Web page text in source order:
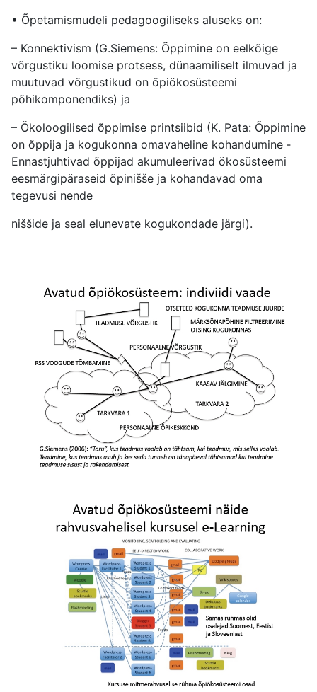
• Õpetamismudeli pedagoogiliseks aluseks on:
– Konnektivism (G.Siemens: Õppimine on eelkõige
võrgustiku loomise protsess, dünaamiliselt ilmuvad ja
muutuvad võrgustikud on õpiökosüsteemi
põhikomponendiks) ja
– Ökoloogilised õppimise printsiibid (K. Pata: Õppimine
on õppija ja kogukonna omavaheline kohandumine ‐
Ennastjuhtivad õppijad akumuleerivad ökosüsteemi
eesmärgipäraseid õpinišše ja kohandavad oma
tegevusi nende
niššide ja seal elunevate kogukondade järgi).